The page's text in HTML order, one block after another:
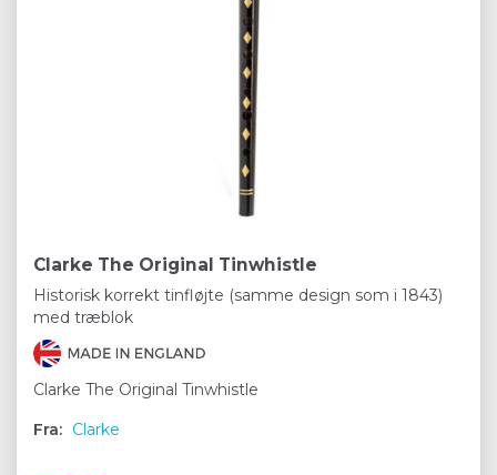
Clarke The Original Tinwhistle
Historisk korrekt tinfløjte (samme design som i 1843)
med træblok
Clarke The Original Tinwhistle
Fra: Clarke